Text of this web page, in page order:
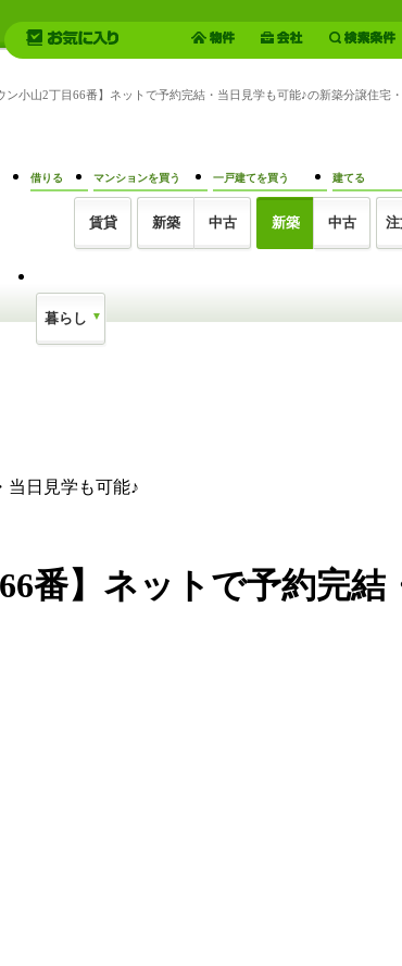
小山2丁目66番】ネットで予約完結・当日見学も可能♪の新築分譲住宅
借りる
賃貸
マンションを買う
新築 中古
一戸建てを買う
新築 中古
建てる
暮らし
当日見学も可能♪
番】ネットで予約完結